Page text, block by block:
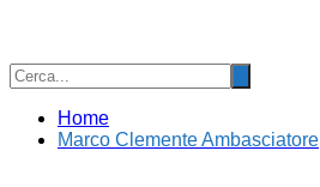
Home
Marco Clemente Ambasciatore